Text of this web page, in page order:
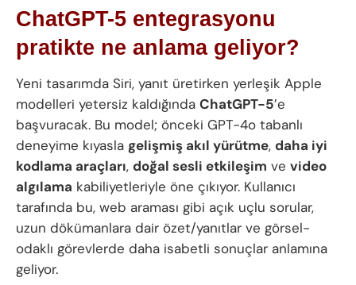
ChatGPT-5 entegrasyonu
pratikte ne anlama geliyor?
Yeni tasarımda Siri, yanıt üretirken yerleşik Apple
modelleri yetersiz kaldığında ChatGPT-5’e
başvuracak. Bu model; önceki GPT-4o tabanlı
deneyime kıyasla gelişmiş akıl yürütme, daha iyi
kodlama araçları, doğal sesli etkileşim ve video
algılama kabiliyetleriyle öne çıkıyor. Kullanıcı
tarafında bu, web araması gibi açık uçlu sorular,
uzun dökümanlara dair özet/yanıtlar ve görsel-
odaklı görevlerde daha isabetli sonuçlar anlamına
geliyor.